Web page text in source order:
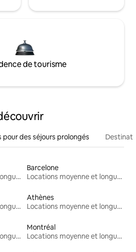
de tourisme
des séjours prolongés
Locations moyenne et longue durée
Barcelone
Locations moyenne et longue durée
Locations moyenne et longue durée
Athènes
Locations moyenne et longue durée
Locations moyenne et longue durée
Montréal
Locations moyenne et longue durée